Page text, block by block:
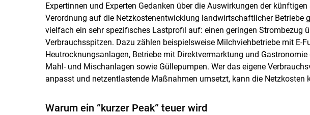
Expertinnen und Experten Gedanken über die Auswirkungen der
Verordnung auf die Netzkostenentwicklung landwirtschaftlicher Betriebe
vielfach ein sehr spezifisches Lastprofil auf: einen geringen Strombezug
Verbrauchsspitzen. Dazu zählen beispielsweise Milchviehbetriebe mit E-
Heutrocknungsanlagen, Betriebe mit Direktvermarktung und
Mahl- und Mischanlagen sowie Güllepumpen. Wer das eigene
anpasst und netzentlastende Maßnahmen umsetzt, kann die Netzkosten
Warum ein “kurzer Peak“ teuer wird